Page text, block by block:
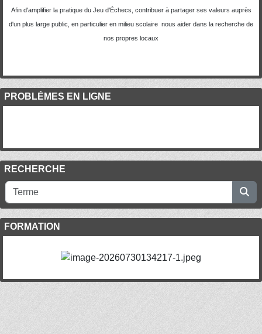
Afin d'amplifier la pratique du Jeu d'Échecs, contribuer à partager ses valeurs auprès
d'un plus large public, en particulier en milieu scolaire nous aider dans la recherche de
nos propres locaux
PROBLÈMES EN LIGNE
RECHERCHE
FORMATION